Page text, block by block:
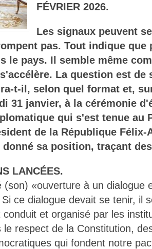
FÉVRIER 2026.
Les signaux peuvent
pas. Tout indique que
le pays. Il semble même
La question est de
t-il, selon quel format et,
31 janvier, à la cérémonie
qui s'est tenue au
de la République Félix-
sa position, traçant
LANCÉES.
(son) «ouverture à un dialogue
ce dialogue devait se tenir, il
et organisé par les
le respect de la Constitution,
qui fondent notre